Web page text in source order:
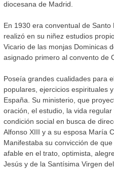
diocesana de Madrid.
En 1930 era conventual de
realizó en su niñez estudios
Vicario de las monjas Dominicas
asignado primero al convento de
Poseía grandes cualidades para
populares, ejercicios espirituales
España. Su ministerio, que
oración, el estudio, la vida
condición social en busca de
Alfonso XIII y a su esposa María
Manifestaba su convicción de
afable en el trato, optimista,
Jesús y de la Santísima Virgen